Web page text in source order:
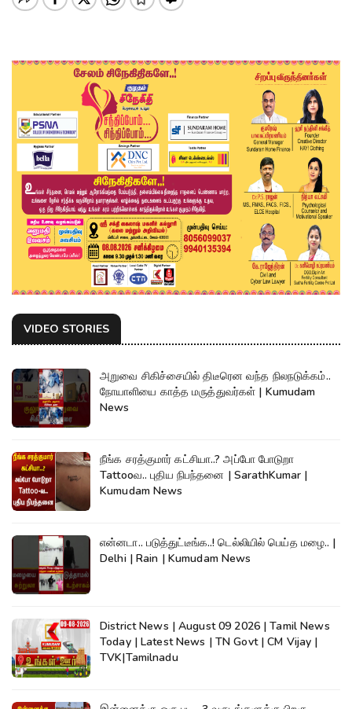
VIDEO STORIES
அறுவை சிகிச்சையில் திடீரென வந்த நிலநடுக்கம்..
நோயாளியை காத்த மருத்துவர்கள் | Kumudam
News
நீங்க சரத்குமார் கட்சியா..? அப்போ போடுறா
Tattooவ.. புதிய நிபந்தனை | SarathKumar |
Kumudam News
என்னடா.. படுத்துட்டீங்க..! டெல்லியில் பெய்த மழை.. |
Delhi | Rain | Kumudam News
District News | August 09 2026 | Tamil News
Today | Latest News | TN Govt | CM Vijay |
TVK|Tamilnadu